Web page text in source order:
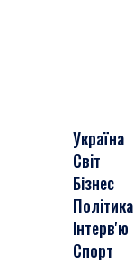
Україна
Світ
Бізнес
Політика
Інтерв'ю
Спорт